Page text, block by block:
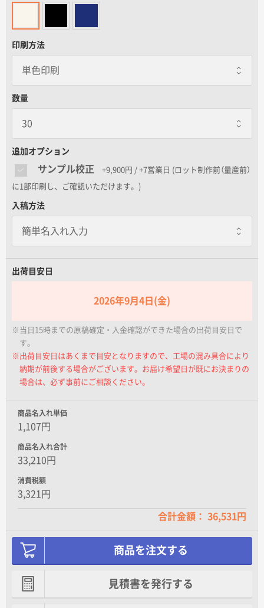
データ入稿ガイド
再注文について
よくあるご質問
名入れグループサイト
印刷方法
数量
追加オプション
サンプル校正 +9,900円 / +7営業日 (ロット制作前（量産前）
に1部印刷し、ご確認いただけます。)
入稿方法
出荷目安日
2026年9月4日(金)
※当日15時までの原稿確定・入金確認ができた場合の出荷目安日で
す。
※出荷目安日はあくまで目安となりますので、工場の混み具合により
納期が前後する場合がございます。お届け希望日が既にお決まりの
場合は、必ず事前にご相談ください。
商品名入れ単価
1,107円
商品名入れ合計
33,210円
消費税額
3,321円
合計金額： 36,531円
商品を注文する
見積書を発行する